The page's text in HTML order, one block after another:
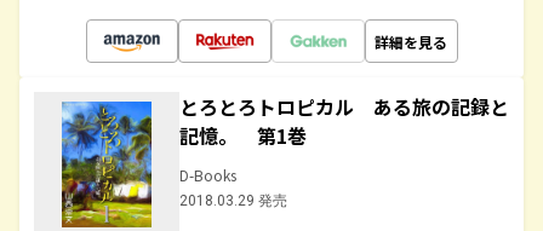
詳細を見る
とろとろトロピカル ある旅の記録と
記憶。 第1巻
D-Books
2018.03.29 発売